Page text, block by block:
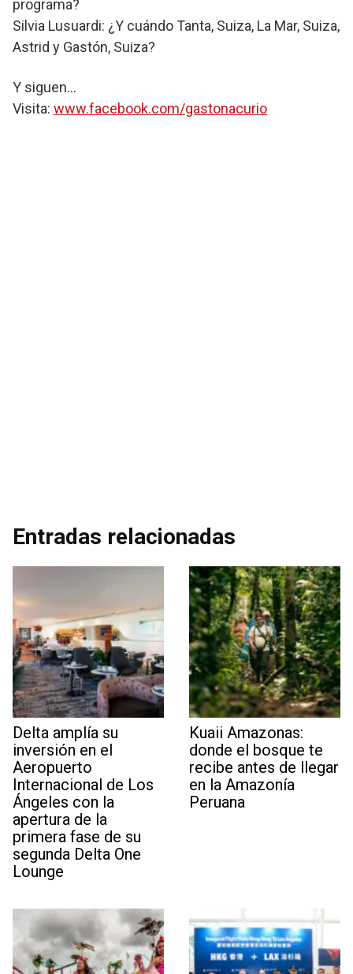
programa?
Silvia Lusuardi: ¿Y cuándo Tanta, Suiza, La Mar, Suiza,
Astrid y Gastón, Suiza?
Y siguen…
Visita: www.facebook.com/gastonacurio
Entradas relacionadas
Delta amplía su
inversión en el
Aeropuerto
Internacional de Los
Ángeles con la
apertura de la
primera fase de su
segunda Delta One
Lounge
Kuaii Amazonas:
donde el bosque te
recibe antes de llegar
en la Amazonía
Peruana